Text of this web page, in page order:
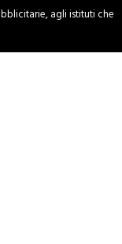
agli istituti che